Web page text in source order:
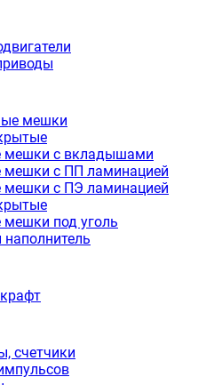
мешки
мешки с вкладышами
с ПП ламинацией
с ПЭ ламинацией
под уголь
счетчики